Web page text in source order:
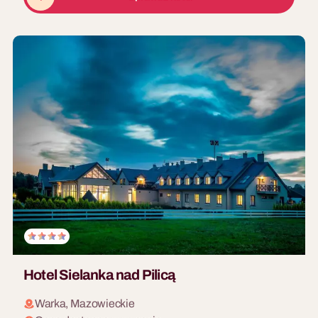
Warsztaty Kulinarne
jakikolwiek workshop. Przy
desce do krojenia prezes i
stażysta są równi — liczy się
tylko to, czy risotto ma
właściwą konsystencję.
Warsztaty kulinarne dla firm
to format, który angażuje
każdego, nie wymaga
żadnych umiejętności na
wejściu i zawsze kończy się w
najlepszy możliwy sposób —
własnoręcznie
przygotowanych dań.
Warszawa zamienia się w
planszę pełną wyzwań dla
Twojego zespołu.
8 - 120 osób
Hotel Sielanka nad Pilicą
Warka, Mazowieckie